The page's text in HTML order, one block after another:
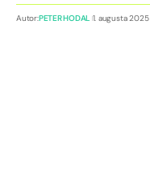
Autor:PETER HODAL 1. augusta 2025